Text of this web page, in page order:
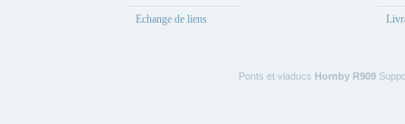
Echange de liens
Ponts et viaducs Hornby R909